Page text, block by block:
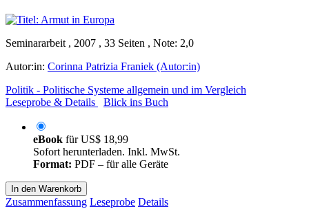
Seminararbeit , 2007 , 33 Seiten , Note: 2,0
Autor:in: Corinna Patrizia Franiek (Autor:in)
Politik - Politische Systeme allgemein und im Vergleich
Leseprobe & Details
Blick ins Buch
eBook fürUS$ 18,99
Sofort herunterladen. Inkl. MwSt.
Format: PDF – für alle Geräte
In den Warenkorb
Zusammenfassung Leseprobe Details